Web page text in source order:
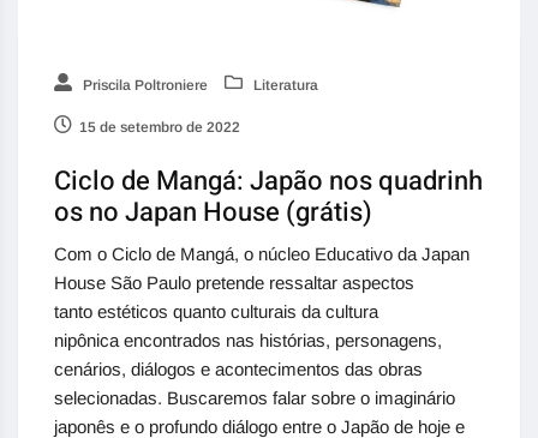
Priscila Poltroniere Literatura
15 de setembro de 2022
Ciclo de Mangá: Japão nos quadrinh
os no Japan House (grátis)
Com o Ciclo de Mangá, o núcleo Educativo da Japan
House São Paulo pretende ressaltar aspectos
tanto estéticos quanto culturais da cultura
nipônica encontrados nas histórias, personagens,
cenários, diálogos e acontecimentos das obras
selecionadas. Buscaremos falar sobre o imaginário
japonês e o profundo diálogo entre o Japão de hoje e